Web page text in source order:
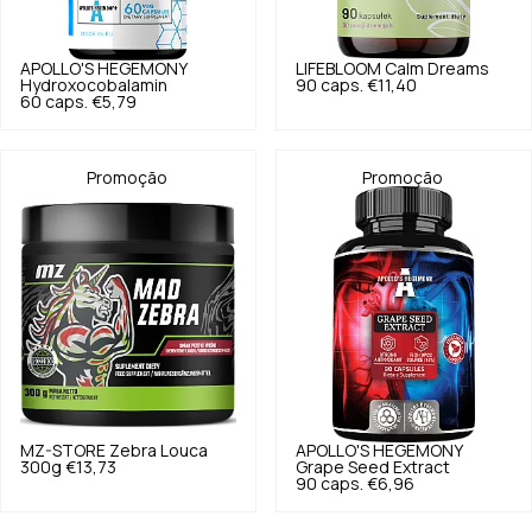
APOLLO'S HEGEMONY
Hydroxocobalamin
60 caps. €5,79
LIFEBLOOM Calm Dreams
90 caps. €11,40
Promoção
MZ-STORE Zebra Louca
300g €13,73
Promoção
APOLLO'S HEGEMONY
Grape Seed Extract
90 caps. €6,96